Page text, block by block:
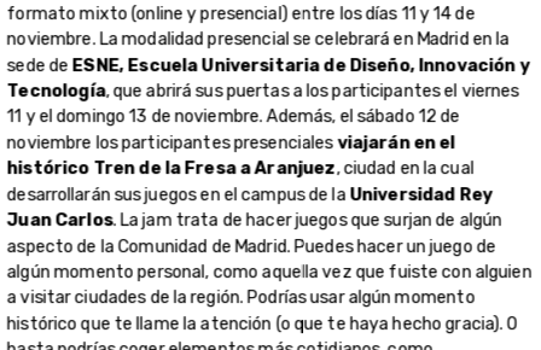
formato mixto (online y presencial) entre los días 11 y 14 de
noviembre. La modalidad presencial se celebrará en Madrid en la
sede de ESNE, Escuela Universitaria de Diseño, Innovación y
Tecnología, que abrirá sus puertas a los participantes el viernes
11 y el domingo 13 de noviembre. Además, el sábado 12 de
noviembre los participantes presencialesviajarán en el
histórico Tren de la Fresa a Aranjuez, ciudad en la cual
desarrollarán sus juegos en el campus de la Universidad Rey
Juan Carlos. La jam trata de hacer juegos que surjan de algún
aspecto de la Comunidad de Madrid. Puedes hacer un juego de
algún momento personal, como aquella vez que fuiste con alguien
a visitar ciudades de la región. Podrías usar algún momento
histórico que te llame la atención (o que te haya hecho gracia). O